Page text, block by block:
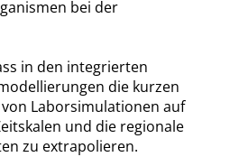
bei der
in den integrierten
die kurzen
Laborsimulationen auf
und die regionale
zu extrapolieren.